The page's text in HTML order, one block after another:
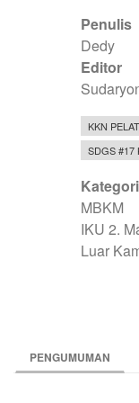
Penulis
Dedy
Editor
KKN
SDGS #17
MBKM
IKU 2.
Luar
PENGUMUMAN